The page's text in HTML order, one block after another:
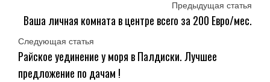
Предыдущая статья
Ваша личная комната в центре всего за 200 Евро/мес.
Следующая статья
Райское уединение у моря в Палдиски. Лучшее
предложение по дачам !